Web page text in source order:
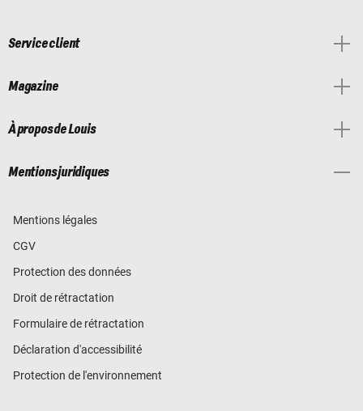
Service client
Magazine
À propos de Louis
Mentions juridiques
Mentions légales
CGV
Protection des données
Droit de rétractation
Formulaire de rétractation
Déclaration d'accessibilité
Protection de l'environnement